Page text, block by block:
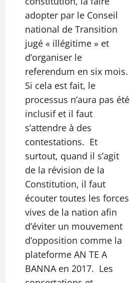
adopter par le Conseil
national de Transition
jugé « illégitime » et
d’organiser le
referendum en six mois.
Si cela est fait, le
processus n’aura pas été
inclusif et il faut
s’attendre à des
contestations. Et
surtout, quand il s’agit
de la révision de la
Constitution, il faut
écouter toutes les forces
vives de la nation afin
d’éviter un mouvement
d’opposition comme la
plateforme AN TE A
BANNA en 2017. Les